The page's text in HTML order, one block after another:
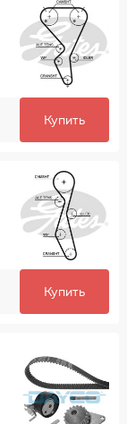
Купить
Купить